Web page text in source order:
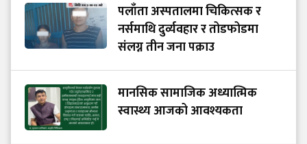
पलाँता अस्पतालमा चिकित्सक र
नर्समाथि दुर्व्यवहार र तोडफोडमा
संलग्न तीन जना पक्राउ
मानसिक सामाजिक अध्यात्मिक
स्वास्थ्य आजको आवश्यकता